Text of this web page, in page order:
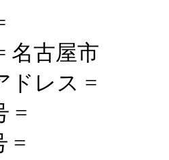
名古屋市
ドレス =
=
=